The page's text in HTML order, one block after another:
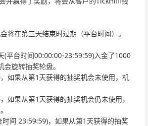
将在第三天结束时过期（平台时间）。
(平台时间00:00:00-23:59:59)入金了1000
旋转抽奖轮盘。
如果从第1天获得的抽奖机会未使用，机
如果从第1天获得的抽奖机会仍未使用，
间 23:59:59)，如果从第1天获得的抽奖